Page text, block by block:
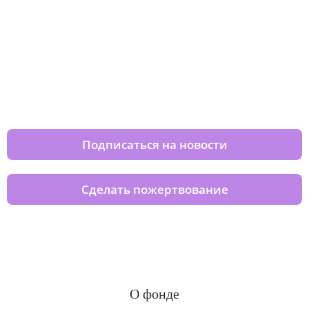
Подписаться на новости
Сделать пожертвование
О фонде